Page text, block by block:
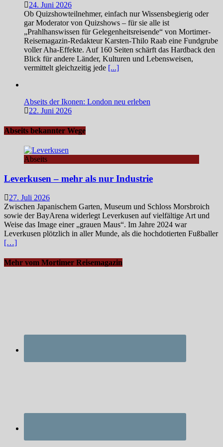
24. Juni 2026
Ob Quizshowteilnehmer, einfach nur Wissensbegierig oder
gar Moderator von Quizshows – für sie alle ist
„Prahlhanswissen für Gelegenheitsreisende“ von Mortimer-
Reisemagazin-Redakteur Karsten-Thilo Raab eine Fundgrube
voller Aha-Effekte. Auf 160 Seiten schärft das Hardback den
Blick für andere Länder, Kulturen und Lebensweisen,
vermittelt gleichzeitig jede [...]
Abseits der Ikonen: London neu erleben
22. Juni 2026
Abseits bekannter Wege
Abseits
Leverkusen – mehr als nur Industrie
27. Juli 2026
Zwischen Japanischem Garten, Museum und Schloss Morsbroich
sowie der BayArena widerlegt Leverkusen auf vielfältige Art und
Weise das Image einer „grauen Maus“. Im Jahre 2024 war
Leverkusen plötzlich in aller Munde, als die hochdotierten Fußballer
[…]
Mehr vom Mortimer Reisemagazin